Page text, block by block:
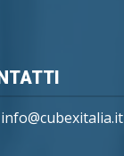
info@cubexitalia.it